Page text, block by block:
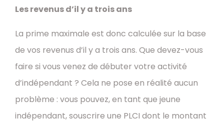
Les revenus d’il y a trois ans
La prime maximale est donc calculée sur la base
de vos revenus d’il y a trois ans. Que devez-vous
faire si vous venez de débuter votre activité
d’indépendant ? Cela ne pose en réalité aucun
problème : vous pouvez, en tant que jeune
indépendant, souscrire une PLCI dont le montant